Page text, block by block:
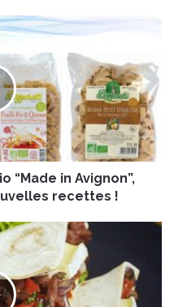
“Made in Avignon”,
recettes !